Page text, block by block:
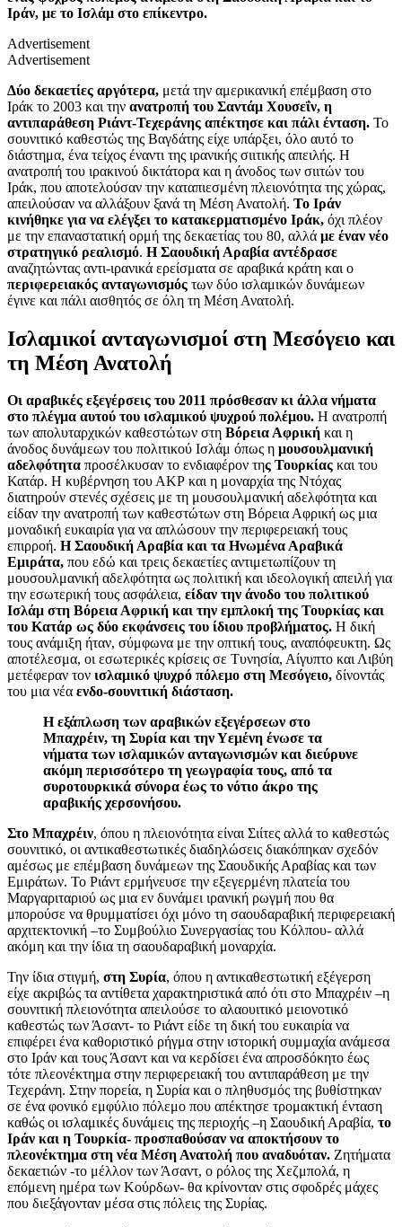
Ιράν, με το Ισλάμ στο επίκεντρο.
Advertisement
Advertisement
Δύο δεκαετίες αργότερα, μετά την αμερικανική επέμβαση στο
Ιράκ το 2003 και την ανατροπή του Σαντάμ Χουσεΐν, η
αντιπαράθεση Ριάντ-Τεχεράνης απέκτησε και πάλι ένταση. Το
σουνιτικό καθεστώς της Βαγδάτης είχε υπάρξει, όλο αυτό το
διάστημα, ένα τείχος έναντι της ιρανικής σιιτικής απειλής. Η
ανατροπή του ιρακινού δικτάτορα και η άνοδος των σιιτών του
Ιράκ, που αποτελούσαν την καταπιεσμένη πλειονότητα της χώρας,
απειλούσαν να αλλάξουν ξανά τη Μέση Ανατολή. Το Ιράν
κινήθηκε για να ελέγξει το κατακερματισμένο Ιράκ, όχι πλέον
με την επαναστατική ορμή της δεκαετίας του 80, αλλά με έναν νέο
στρατηγικό ρεαλισμό. Η Σαουδική Αραβία αντέδρασε
αναζητώντας αντι-ιρανικά ερείσματα σε αραβικά κράτη και ο
περιφερειακός ανταγωνισμός των δύο ισλαμικών δυνάμεων
έγινε και πάλι αισθητός σε όλη τη Μέση Ανατολή.
Ισλαμικοί ανταγωνισμοί στη Μεσόγειο και
τη Μέση Ανατολή
Οι αραβικές εξεγέρσεις του 2011 πρόσθεσαν κι άλλα νήματα
στο πλέγμα αυτού του ισλαμικού ψυχρού πολέμου. Η ανατροπή
των απολυταρχικών καθεστώτων στη Βόρεια Αφρική και η
άνοδος δυνάμεων του πολιτικού Ισλάμ όπως η μουσουλμανική
αδελφότητα προσέλκυσαν το ενδιαφέρον της Τουρκίας και του
Κατάρ. Η κυβέρνηση του ΑΚΡ και η μοναρχία της Ντόχας
διατηρούν στενές σχέσεις με τη μουσουλμανική αδελφότητα και
είδαν την ανατροπή των καθεστώτων στη Βόρεια Αφρική ως μια
μοναδική ευκαιρία για να απλώσουν την περιφερειακή τους
επιρροή. Η Σαουδική Αραβία και τα Ηνωμένα Αραβικά
Εμιράτα, που εδώ και τρεις δεκαετίες αντιμετωπίζουν τη
μουσουλμανική αδελφότητα ως πολιτική και ιδεολογική απειλή για
την εσωτερική τους ασφάλεια, είδαν την άνοδο του πολιτικού
Ισλάμ στη Βόρεια Αφρική και την εμπλοκή της Τουρκίας και
του Κατάρ ως δύο εκφάνσεις του ίδιου προβλήματος. Η δική
τους ανάμιξη ήταν, σύμφωνα με την οπτική τους, αναπόφευκτη. Ως
αποτέλεσμα, οι εσωτερικές κρίσεις σε Τυνησία, Αίγυπτο και Λιβύη
μετέφεραν τον ισλαμικό ψυχρό πόλεμο στη Μεσόγειο, δίνοντάς
του μια νέα ενδο-σουνιτική διάσταση.
Η εξάπλωση των αραβικών εξεγέρσεων στο
Μπαχρέιν, τη Συρία και την Υεμένη ένωσε τα
νήματα των ισλαμικών ανταγωνισμών και διεύρυνε
ακόμη περισσότερο τη γεωγραφία τους, από τα
συροτουρκικά σύνορα έως το νότιο άκρο της
αραβικής χερσονήσου.
Στο Μπαχρέιν, όπου η πλειονότητα είναι Σιίτες αλλά το καθεστώς
σουνιτικό, οι αντικαθεστωτικές διαδηλώσεις διακόπηκαν σχεδόν
αμέσως με επέμβαση δυνάμεων της Σαουδικής Αραβίας και των
Εμιράτων. Το Ριάντ ερμήνευσε την εξεγερμένη πλατεία του
Μαργαριταριού ως μια εν δυνάμει ιρανική ρωγμή που θα
μπορούσε να θρυμματίσει όχι μόνο τη σαουδαραβική περιφερειακή
αρχιτεκτονική –το Συμβούλιο Συνεργασίας του Κόλπου- αλλά
ακόμη και την ίδια τη σαουδαραβική μοναρχία.
Την ίδια στιγμή, στη Συρία, όπου η αντικαθεστωτική εξέγερση
είχε ακριβώς τα αντίθετα χαρακτηριστικά από ότι στο Μπαχρέιν –η
σουνιτική πλειονότητα απειλούσε το αλαουιτικό μειονοτικό
καθεστώς των Άσαντ- το Ριάντ είδε τη δική του ευκαιρία να
επιφέρει ένα καθοριστικό ρήγμα στην ιστορική συμμαχία ανάμεσα
στο Ιράν και τους Άσαντ και να κερδίσει ένα απροσδόκητο έως
τότε πλεονέκτημα στην περιφερειακή του αντιπαράθεση με την
Τεχεράνη. Στην πορεία, η Συρία και ο πληθυσμός της βυθίστηκαν
σε ένα φονικό εμφύλιο πόλεμο που απέκτησε τρομακτική ένταση
καθώς οι ισλαμικές δυνάμεις της περιοχής –η Σαουδική Αραβία, το
Ιράν και η Τουρκία- προσπαθούσαν να αποκτήσουν το
πλεονέκτημα στη νέα Μέση Ανατολή που αναδυόταν. Ζητήματα
δεκαετιών -το μέλλον των Άσαντ, ο ρόλος της Χεζμπολά, η
επόμενη ημέρα των Κούρδων- θα κρίνονταν στις σφοδρές μάχες
που διεξάγονταν μέσα στις πόλεις της Συρίας.